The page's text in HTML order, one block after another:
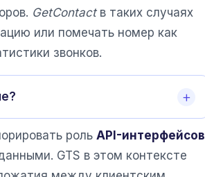
GetContactв таких случаях
или помечать номер как
звонков.
роль API-интерфейсов
GTS в этом контексте